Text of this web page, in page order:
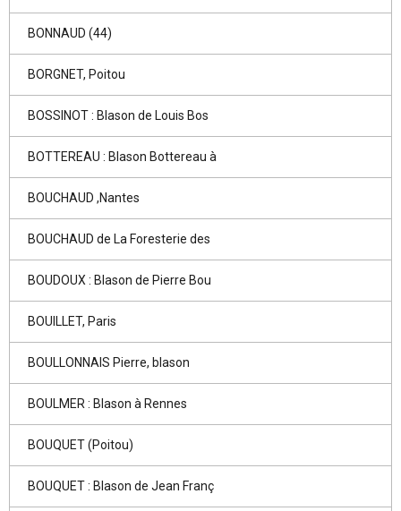
BONNAUD (44)
BORGNET, Poitou
BOSSINOT : Blason de Louis Bos
BOTTEREAU : Blason Bottereau à
BOUCHAUD ,Nantes
BOUCHAUD de La Foresterie des
BOUDOUX : Blason de Pierre Bou
BOUILLET, Paris
BOULLONNAIS Pierre, blason
BOULMER : Blason à Rennes
BOUQUET (Poitou)
BOUQUET : Blason de Jean Franç